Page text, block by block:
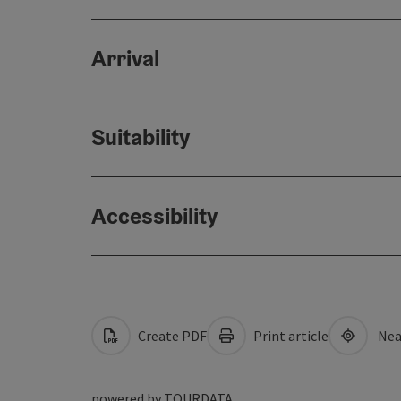
Arrival
Suitability
Accessibility
Create PDF Print article